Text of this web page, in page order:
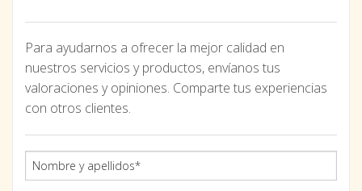
Para ayudarnos a ofrecer la mejor calidad en
nuestros servicios y productos, envíanos tus
valoraciones y opiniones. Comparte tus experiencias
con otros clientes.